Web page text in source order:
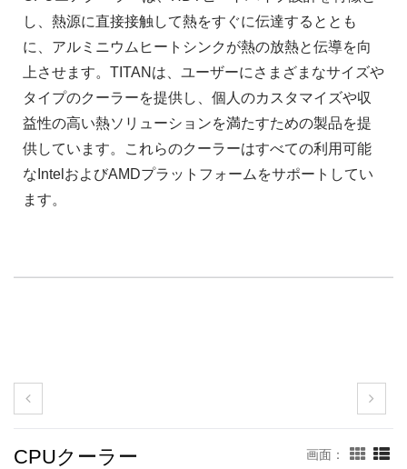
し、熱源に直接接触して熱をすぐに伝達するととも
に、アルミニウムヒートシンクが熱の放熱と伝導を向
上させます。TITANは、ユーザーにさまざまなサイズや
タイプのクーラーを提供し、個人のカスタマイズや収
益性の高い熱ソリューションを満たすための製品を提
供しています。これらのクーラーはすべての利用可能
なIntelおよびAMDプラットフォームをサポートしてい
ます。
CPUクーラー 画面：